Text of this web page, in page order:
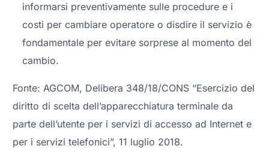
informarsi preventivamente sulle procedure e i
costi per cambiare operatore o disdire il servizio è
fondamentale per evitare sorprese al momento del
cambio.
Fonte: AGCOM, Delibera 348/18/CONS “Esercizio del
diritto di scelta dell’apparecchiatura terminale da
parte dell’utente per i servizi di accesso ad Internet e
per i servizi telefonici”, 11 luglio 2018.